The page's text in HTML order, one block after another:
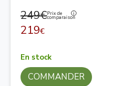
249€Prix de
comparaison
219€
En stock
COMMANDER